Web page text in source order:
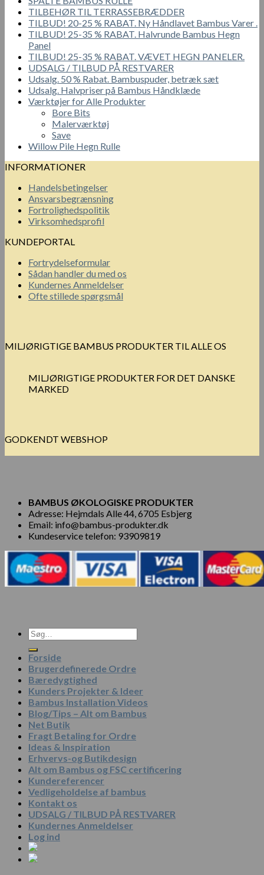
TILBEHØR TIL TERRASSEBRÆDDER
TILBUD! 20-25 % RABAT. Ny Håndlavet Bambus Varer .
TILBUD! 25-35 % RABAT. Halvrunde Bambus Hegn
Panel
TILBUD! 25-35 % RABAT. VÆVET HEGN PANELER.
UDSALG / TILBUD PÅ RESTVARER
Udsalg. 50 % Rabat. Bambuspuder, betræk sæt
Udsalg. Halvpriser på Bambus Håndklæde
Værktøjer for Alle Produkter
Bore Bits
Malerværktøj
Save
Willow Pile Hegn Rulle
INFORMATIONER
Handelsbetingelser
Ansvarsbegrænsning
Fortrolighedspolitik
Virksomhedsprofil
KUNDEPORTAL
Fortrydelseformular
Sådan handler du med os
Kundernes Anmeldelser
Ofte stillede spørgsmål
MILJØRIGTIGE BAMBUS PRODUKTER TIL ALLE OS
MILJØRIGTIGE PRODUKTER FOR DET DANSKE
MARKED
GODKENDT WEBSHOP
BAMBUS ØKOLOGISKE PRODUKTER
Adresse: Hejmdals Alle 44, 6705 Esbjerg
Email: info@bambus-produkter.dk
Kundeservice telefon: 93909819
Søg
efter:
Forside
Brugerdefinerede Ordre
Bæredygtighed
Kunders Projekter & Ideer
Bambus Installation Videos
Blog/Tips – Alt om Bambus
Net Butik
Fragt Betaling for Ordre
Ideas & Inspiration
Erhvervs-og Butikdesign
Alt om Bambus og FSC certificering
Kundereferencer
Vedligeholdelse af bambus
Kontakt os
UDSALG / TILBUD PÅ RESTVARER
Kundernes Anmeldelser
Log ind